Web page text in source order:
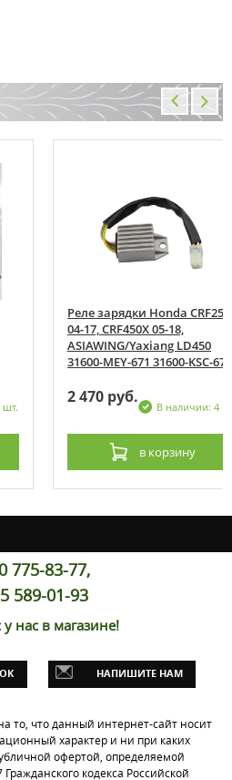
шт.
Реле зарядки Honda
04-17, CRF450X 05-18,
ASIAWING/Yaxiang LD450
31600-MEY-671 31600-KSC-671
2 470 руб.
В наличии: 4
в корзину
775-83-77,
589-01-93
нас в магазине!
НАПИШИТЕ НАМ
что данный интернет-сайт носит
характер и ни при каких
офертой, определяемой
кодекса Российской